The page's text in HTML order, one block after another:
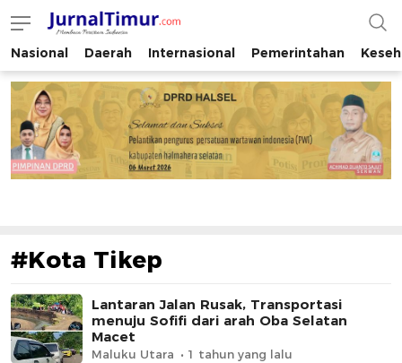
JurnalTimur.com
Membaca Peristiwa Indonesia
Nasional Daerah Internasional Pemerintahan
#Kota Tikep
Lantaran Jalan Rusak, Transportasi
menuju Sofifi dari arah Oba Selatan
Macet
Maluku Utara 1 tahun yang lalu